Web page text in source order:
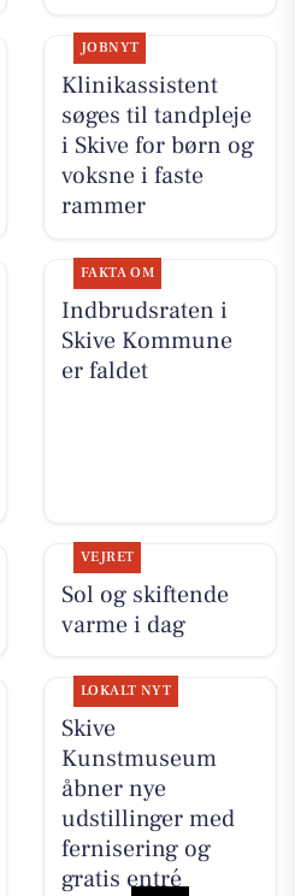
JOBNYT
Klinikassistent
søges til tandpleje
i Skive for børn og
voksne i faste
rammer
FAKTA OM
Indbrudsraten i
Skive Kommune
er faldet
VEJRET
Sol og skiftende
varme i dag
LOKALT NYT
Skive
Kunstmuseum
åbner nye
udstillinger med
fernisering og
gratis entré